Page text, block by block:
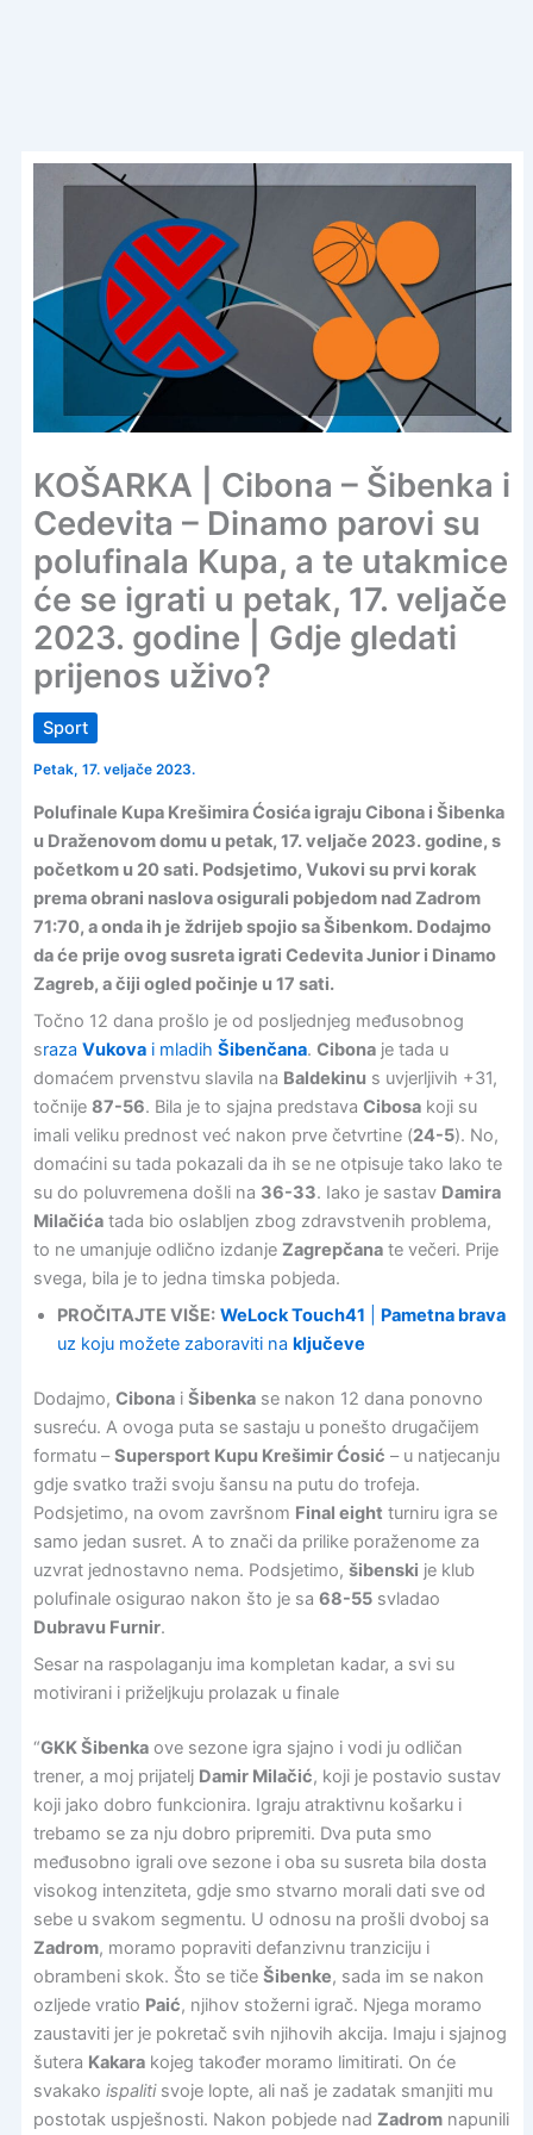
KOŠARKA | Cibona – Šibenka i
Cedevita – Dinamo parovi su
polufinala Kupa, a te utakmice
će se igrati u petak, 17. veljače
2023. godine | Gdje gledati
prijenos uživo?
Sport
Petak, 17. veljače 2023.
Polufinale Kupa Krešimira Ćosića igraju Cibona i Šibenka
u Draženovom domu u petak, 17. veljače 2023. godine, s
početkom u 20 sati. Podsjetimo, Vukovi su prvi korak
prema obrani naslova osigurali pobjedom nad Zadrom
71:70, a onda ih je ždrijeb spojio sa Šibenkom. Dodajmo
da će prije ovog susreta igrati Cedevita Junior i Dinamo
Zagreb, a čiji ogled počinje u 17 sati.
Točno 12 dana prošlo je od posljednjeg međusobnog
sraza Vukovai mladih Šibenčana. Cibonaje tada u
domaćem prvenstvu slavila na Baldekinu s uvjerljivih +31,
točnije 87-56. Bila je to sjajna predstava Cibosakoji su
imali veliku prednost već nakon prve četvrtine (24-5). No,
domaćini su tada pokazali da ih se ne otpisuje tako lako te
su do poluvremena došli na 36-33. Iako je sastav Damira
Milačićatada bio oslabljen zbog zdravstvenih problema,
to ne umanjuje odlično izdanje Zagrepčanate večeri. Prije
svega, bila je to jedna timska pobjeda.
PROČITAJTE VIŠE: WeLock Touch41
Pametna brava
uz koju možete zaboraviti na ključeve
Dodajmo, Cibonai Šibenkase nakon 12 dana ponovno
susreću. A ovoga puta se sastaju u ponešto drugačijem
formatu –Supersport Kupu Krešimir Ćosić – u natjecanju
gdje svatko traži svoju šansu na putu do trofeja.
Podsjetimo, na ovom završnom Final eight turniru igra se
samo jedan susret. A to znači da prilike poraženome za
uzvrat jednostavno nema. Podsjetimo, šibenski je klub
polufinale osigurao nakon što je sa 68-55svladao
Dubravu Furnir.
Sesar na raspolaganju ima kompletan kadar, a svi su
motivirani i priželjkuju prolazak u finale
“GKK Šibenkaove sezone igra sjajno i vodi ju odličan
trener, a moj prijatelj Damir Milačić, koji je postavio sustav
koji jako dobro funkcionira. Igraju atraktivnu košarku i
trebamo se za nju dobro pripremiti. Dva puta smo
međusobno igrali ove sezone i oba su susreta bila dosta
visokog intenziteta, gdje smo stvarno morali dati sve od
sebe u svakom segmentu. U odnosu na prošli dvoboj sa
Zadrom, moramo popraviti defanzivnu tranziciju i
obrambeni skok. Što se tiče Šibenke, sada im se nakon
ozljede vratio Paić, njihov stožerni igrač. Njega moramo
zaustaviti jer je pokretač svih njihovih akcija. Imaju i sjajnog
šutera Kakarakojeg također moramo limitirati. On će
svakako ispalitisvoje lopte, ali naš je zadatak smanjiti mu
postotak uspješnosti. Nakon pobjede nad Zadromnapunili